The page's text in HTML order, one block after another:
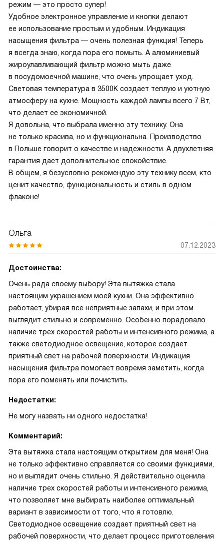
режим — это просто супер!
Удобное электронное управление и кнопки делают
ее использование простым и удобным. Индикация
насыщения фильтра — очень полезная функция! Теперь
я всегда знаю, когда пора его помыть. А алюминиевый
жироулавливающий фильтр можно мыть даже
в посудомоечной машине, что очень упрощает уход.
Световая температура в 3500К создает теплую и уютную
атмосферу на кухне. Мощность каждой лампы всего 7 Вт,
что делает ее экономичной.
Я довольна, что выбрала именно эту технику. Она
не только красива, но и функциональна. Производство
в Польше говорит о качестве и надежности. А двухлетняя
гарантия дает дополнительное спокойствие.
В общем, я безусловно рекомендую эту технику всем, кто
ценит качество, функциональность и стиль в одном
флаконе!
Ольга
07.12.2023
Достоинства:
Очень рада своему выбору! Эта вытяжка стала
настоящим украшением моей кухни. Она эффективно
работает, убирая все неприятные запахи, и при этом
выглядит стильно и современно. Особенно порадовало
наличие трех скоростей работы и интенсивного режима, а
также светодиодное освещение, которое создает
приятный свет на рабочей поверхности. Индикация
насыщения фильтра помогает вовремя заметить, когда
пора его поменять или почистить.
Недостатки:
Не могу назвать ни одного недостатка!
Комментарий:
Эта вытяжка стала настоящим открытием для меня! Она
не только эффективно справляется со своими функциями,
но и выглядит очень стильно. Я действительно оценила
наличие трех скоростей работы и интенсивного режима,
что позволяет мне выбирать наиболее оптимальный
вариант в зависимости от того, что я готовлю.
Светодиодное освещение создает приятный свет на
рабочей поверхности, что делает процесс приготовления